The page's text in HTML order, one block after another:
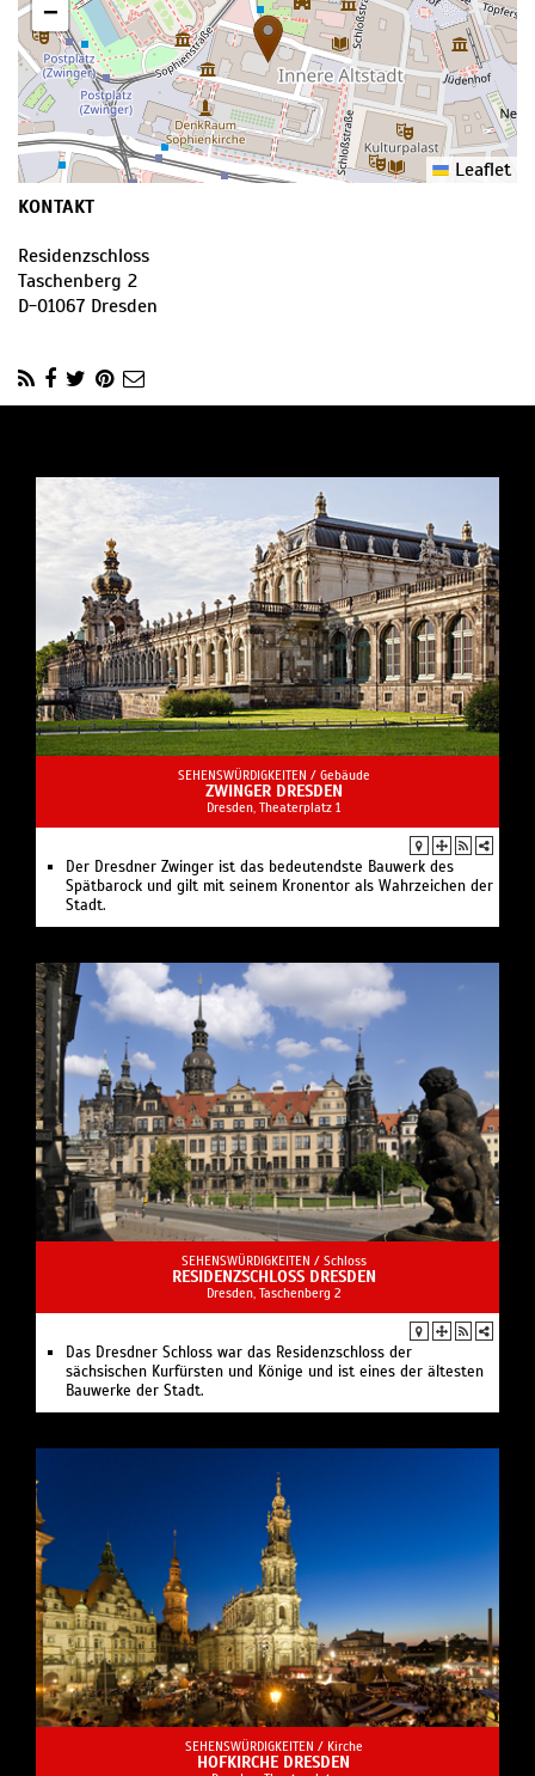
−
Leaflet
KONTAKT
Residenzschloss
Taschenberg 2
D-01067 Dresden
SEHENSWÜRDIGKEITEN / Gebäude
ZWINGER DRESDEN
Dresden, Theaterplatz 1
Der Dresdner Zwinger ist das bedeutendste Bauwerk des
Spätbarock und gilt mit seinem Kronentor als Wahrzeichen der
Stadt.
SEHENSWÜRDIGKEITEN / Schloss
RESIDENZSCHLOSS DRESDEN
Dresden, Taschenberg 2
Das Dresdner Schloss war das Residenzschloss der
sächsischen Kurfürsten und Könige und ist eines der ältesten
Bauwerke der Stadt.
SEHENSWÜRDIGKEITEN / Kirche
HOFKIRCHE DRESDEN